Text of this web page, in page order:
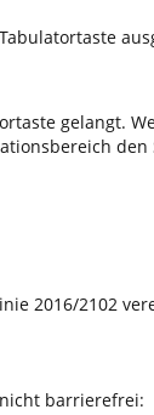
gelangt.
2016/2102
barrierefrei: